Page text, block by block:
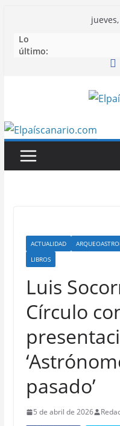
contenido
Lo
último:
ACTUALIDAD
LIBROS
Luis
Círculo
pasado’
5 de abril de 2026